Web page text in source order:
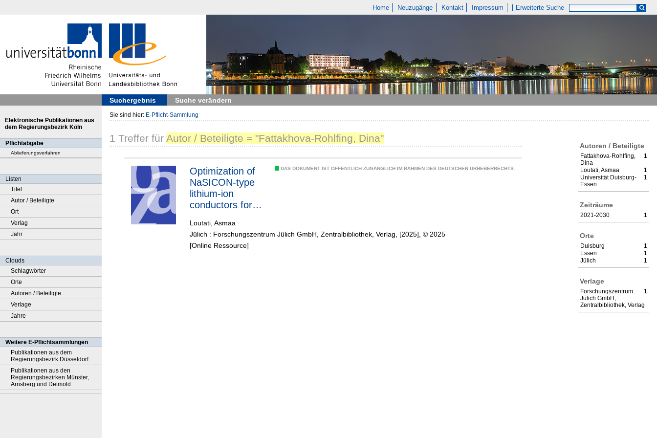
Home Neuzugänge Kontakt Impressum Erweiterte Suche
Suchergebnis Suche verändern
Elektronische Publikationen aus
dem Regierungsbezirk Köln
Pflichtabgabe
Ablieferungsverfahren
Listen
Titel
Autor / Beteiligte
Ort
Verlag
Jahr
Clouds
Schlagwörter
Orte
Autoren / Beteiligte
Verlage
Jahre
Weitere E-Pflichtsammlungen
Publikationen aus dem
Regierungsbezirk Düsseldorf
Publikationen aus den
Regierungsbezirken Münster,
Arnsberg und Detmold
Sie sind hier: E-Pflicht-Sammlung
Autoren / Beteiligte
1
Fattakhova‐Rohlfing,
Dina
1
Loutati, Asmaa
1
Universität Duisburg-
Essen
Zeiträume
1
2021-2030
Orte
1
Duisburg
1
Essen
1
Jülich
Verlage
1
Forschungszentrum
Jülich GmbH,
Zentralbibliothek, Verlag
1 Treffer für Autor / Beteiligte = "Fattakhova‐Rohlfing, Dina"
DAS DOKUMENT IST ÖFFENTLICH ZUGÄNGLICH IM RAHMEN DES DEUTSCHEN URHEBERRECHTS.
Optimization of
NaSICON-type
lithium-ion
conductors for
batteries
Loutati, Asmaa
Jülich : Forschungszentrum Jülich GmbH, Zentralbibliothek, Verlag, [2025], © 2025
[Online Ressource]